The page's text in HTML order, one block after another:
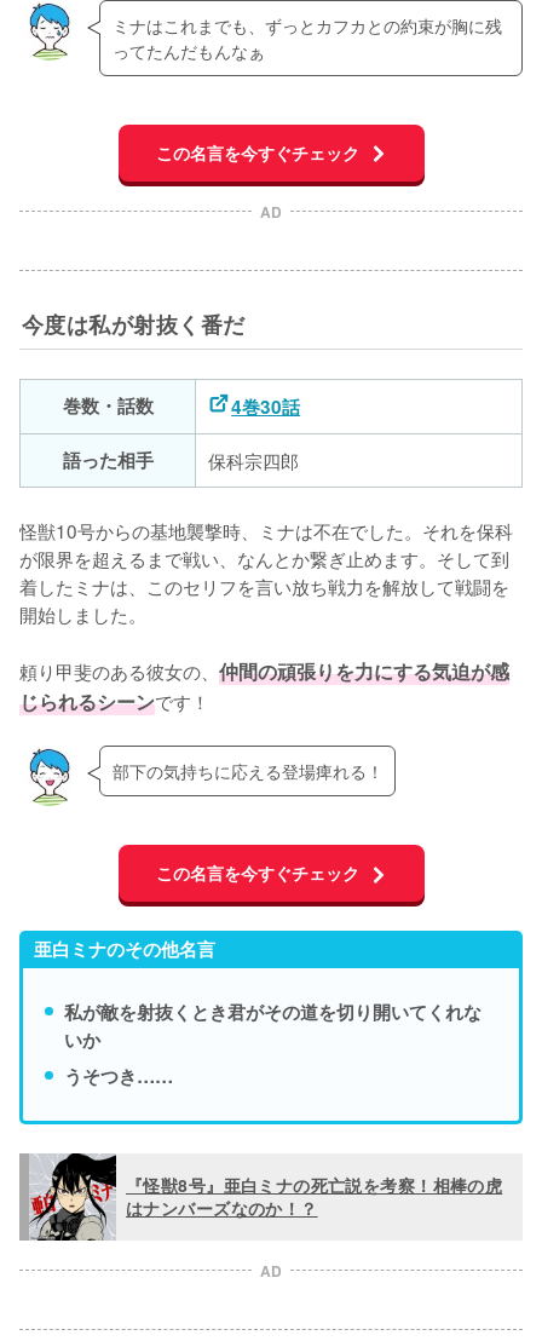
ミナはこれまでも、ずっとカフカとの約束が胸に残
ってたんだもんなぁ
この名言を今すぐチェック
AD
今度は私が射抜く番だ
巻数・話数
4巻30話
語った相手
保科宗四郎
怪獣10号からの基地襲撃時、ミナは不在でした。それを保科
が限界を超えるまで戦い、なんとか繋ぎ止めます。そして到
着したミナは、このセリフを言い放ち戦力を解放して戦闘を
開始しました。
頼り甲斐のある彼女の、 仲間の頑張りを力にする気迫が感
じられるシーンです！
部下の気持ちに応える登場痺れる！
この名言を今すぐチェック
亜白ミナのその他名言
私が敵を射抜くとき君がその道を切り開いてくれな
いか
うそつき……
『怪獣8号』亜白ミナの死亡説を考察！相棒の虎
はナンバーズなのか！？
AD